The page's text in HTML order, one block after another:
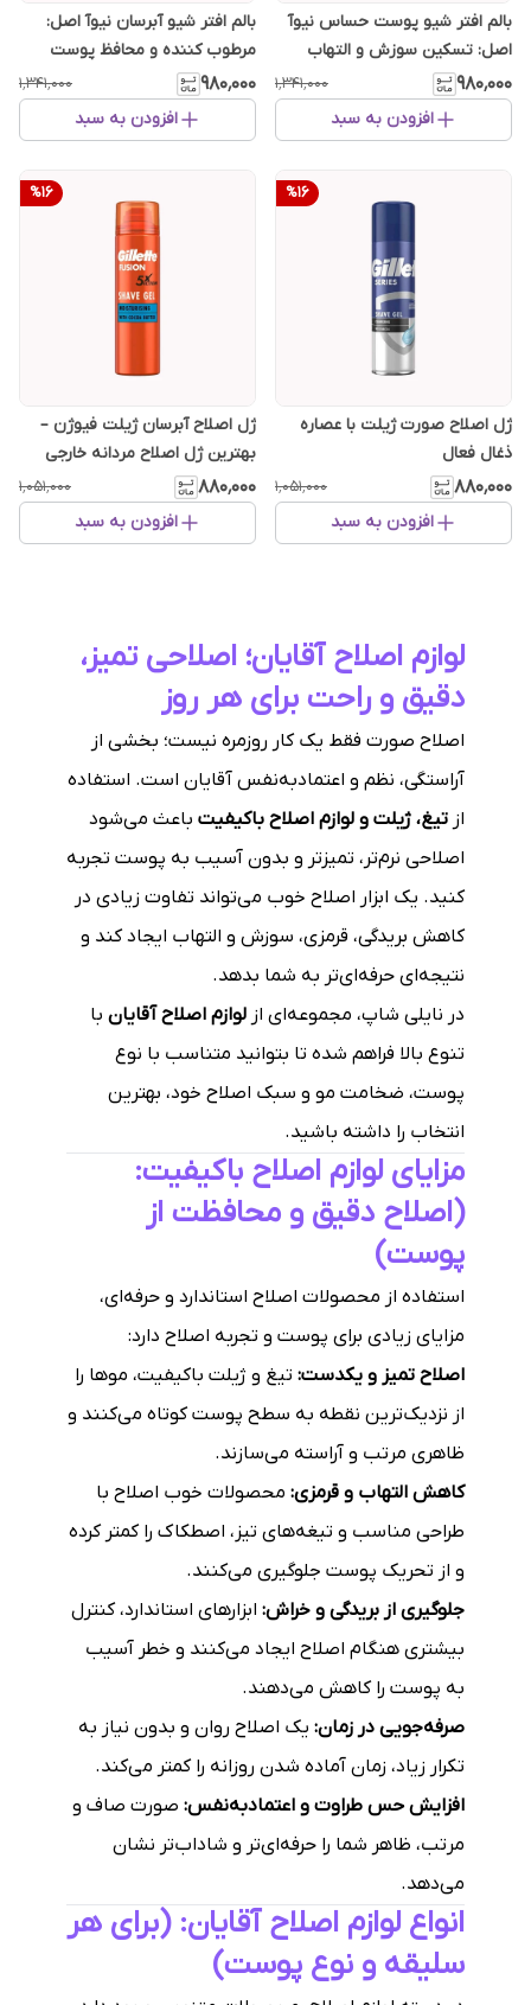
بالم افتر شیو پوست حساس نیوآ
اصل: تسکین سوزش و التهاب
۹۸۰٬۰۰۰ ۱٬۳۴۱٬۰۰۰
افزودن به سبد
بالم افتر شیو آبرسان نیوآ اصل:
مرطوب کننده و محافظ پوست
۹۸۰٬۰۰۰ ۱٬۳۴۱٬۰۰۰
افزودن به سبد
%16
ژل اصلاح صورت ژیلت با عصاره
ذغال فعال
۸۸۰٬۰۰۰ ۱٬۰۵۱٬۰۰۰
افزودن به سبد
%16
ژل اصلاح آبرسان ژیلت فیوژن –
بهترین ژل اصلاح مردانه خارجی
۸۸۰٬۰۰۰ ۱٬۰۵۱٬۰۰۰
افزودن به سبد
لوازم اصلاح آقایان؛ اصلاحی تمیز،
دقیق و راحت برای هر روز
اصلاح صورت فقط یک کار روزمره نیست؛ بخشی از
آراستگی، نظم و اعتمادبه‌نفس آقایان است. استفاده
از تیغ، ژیلت و لوازم اصلاح باکیفیت باعث می‌شود
اصلاحی نرم‌تر، تمیزتر و بدون آسیب به پوست تجربه
کنید. یک ابزار اصلاح خوب می‌تواند تفاوت زیادی در
کاهش بریدگی، قرمزی، سوزش و التهاب ایجاد کند و
نتیجه‌ای حرفه‌ای‌تر به شما بدهد.
در نایلی شاپ، مجموعه‌ای از لوازم اصلاح آقایان با
تنوع بالا فراهم شده تا بتوانید متناسب با نوع
پوست، ضخامت مو و سبک اصلاح خود، بهترین
انتخاب را داشته باشید.
مزایای لوازم اصلاح باکیفیت:
(اصلاح دقیق و محافظت از
پوست)
استفاده از محصولات اصلاح استاندارد و حرفه‌ای،
مزایای زیادی برای پوست و تجربه اصلاح دارد:
اصلاح تمیز و یکدست: تیغ و ژیلت باکیفیت، موها را
از نزدیک‌ترین نقطه به سطح پوست کوتاه می‌کنند و
ظاهری مرتب و آراسته می‌سازند.
کاهش التهاب و قرمزی: محصولات خوب اصلاح با
طراحی مناسب و تیغه‌های تیز، اصطکاک را کمتر کرده
و از تحریک پوست جلوگیری می‌کنند.
جلوگیری از بریدگی و خراش: ابزارهای استاندارد، کنترل
بیشتری هنگام اصلاح ایجاد می‌کنند و خطر آسیب
به پوست را کاهش می‌دهند.
صرفه‌جویی در زمان: یک اصلاح روان و بدون نیاز به
تکرار زیاد، زمان آماده شدن روزانه را کمتر می‌کند.
افزایش حس طراوت و اعتمادبه‌نفس: صورت صاف و
مرتب، ظاهر شما را حرفه‌ای‌تر و شاداب‌تر نشان
می‌دهد.
انواع لوازم اصلاح آقایان: (برای هر
سلیقه و نوع پوست)